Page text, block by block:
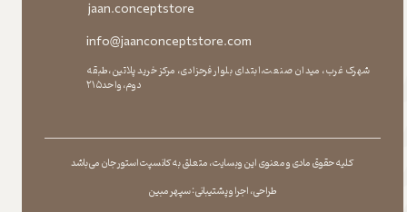
کلیه حقوق مادی و معنوی این وبسایت ، متعلق به کانسپت استور جان می باشد
طراحی ، اجرا و پشتیبانی : سپهر مبین
jaan.conceptstore
info@jaanconceptstore.com
شهرک غرب، میدان صنعت،ابتدای بلوار فرحزادی، مرکز خرید پلاتین،طبقه
دوم،واحد۲۱۵